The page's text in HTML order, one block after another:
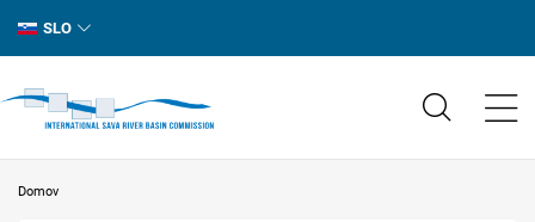
SLO
Domov